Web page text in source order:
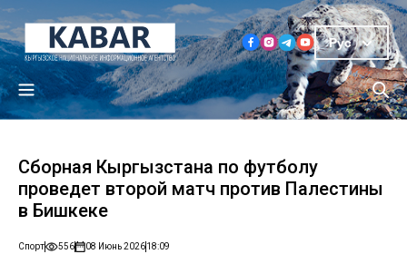
Рус
Сборная Кыргызстана по футболу
проведет второй матч против Палестины
в Бишкеке
Спорт 556 08 Июнь 202618:09